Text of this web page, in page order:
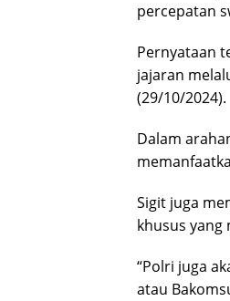
percepatan
Pernyataan
jajaran
(29/10/2024).
Dalam
Sigit juga
khusus
“Polri juga
atau